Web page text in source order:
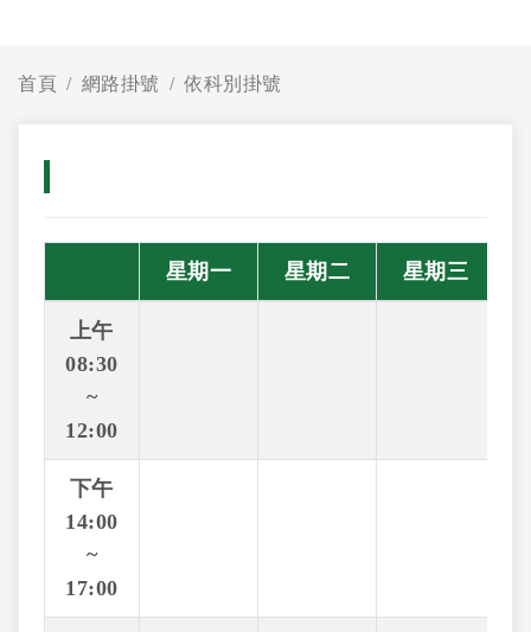
首頁 網路掛號 依科別掛號
星期一 星期二 星期三
上午
08:30
~
12:00
下午
14:00
~
17:00